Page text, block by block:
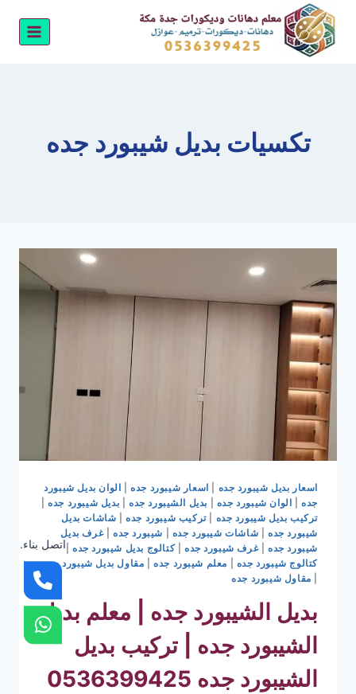
التجاوز
المحتوى
تكسيات بديل شيبورد جده
اسعار بديل شيبورد جده اسعار شيبورد جده| الوان بديل شيبورد
جده| الوان شيبورد جده بديل الشيبورد جده بديل شيبورد جده|
تركيب بديل شيبورد جده |تركيب شيبورد جده| شاشات بديل
شيبورد جده| شاشات شيبورد جده شيبورد جده |غرف بديل
شيبورد جده|غرف شيبورد جده |كتالوج بديل شيبورد جده|
كتالوج شيبورد جده
معلم شيبورد جده| مقاول بديل شيبورد جده
مقاول شيبورد جده
بديل الشيبورد جده | معلم بديل
الشيبورد جده | تركيب بديل
الشيبورد جده 0536399425
اتصل بناء.